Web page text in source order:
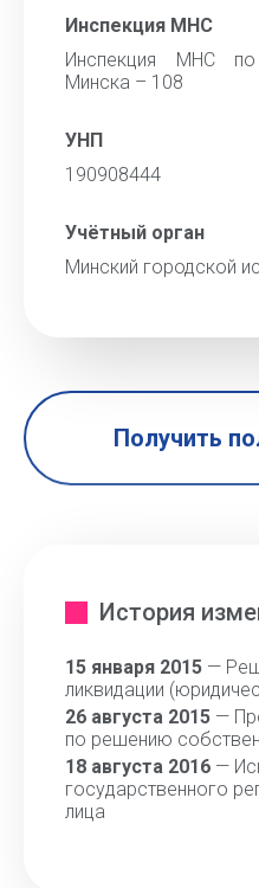
Инспекция МНС
Инспекция МНС
Минска – 108
УНП
190908444
Учётный орган
Минский городской
Получить
История
15 января 2015 —
ликвидации
26 августа 2015 —
по решению
18 августа 2016 —
государственного
лица